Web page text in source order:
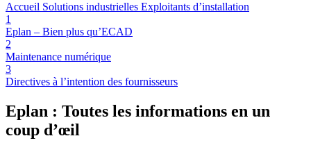
Accueil Solutions industrielles Exploitants d’installation
1
Eplan – Bien plus qu’ECAD
2
Maintenance numérique
3
Directives à l’intention des fournisseurs
Eplan : Toutes les informations en un
coup d’œil